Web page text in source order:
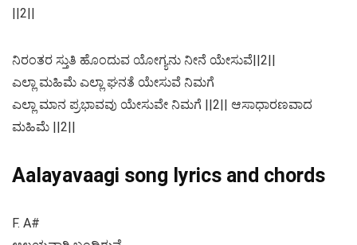
||2||
ನಿರಂತರ ಸ್ತುತಿ ಹೊಂದುವ ಯೋಗ್ಯನು ನೀನೆ ಯೇಸುವೆ||2||
ಎಲ್ಲಾ ಮಹಿಮೆ ಎಲ್ಲಾ ಘನತೆ ಯೇಸುವೆ ನಿಮಗೆ
ಎಲ್ಲಾ ಮಾನ ಪ್ರಭಾವವು ಯೇಸುವೇ ನಿಮಗೆ ||2|| ಆಸಾಧಾರಣವಾದ
ಮಹಿಮೆ ||2||
Aalayavaagi song lyrics and chords
F. A#